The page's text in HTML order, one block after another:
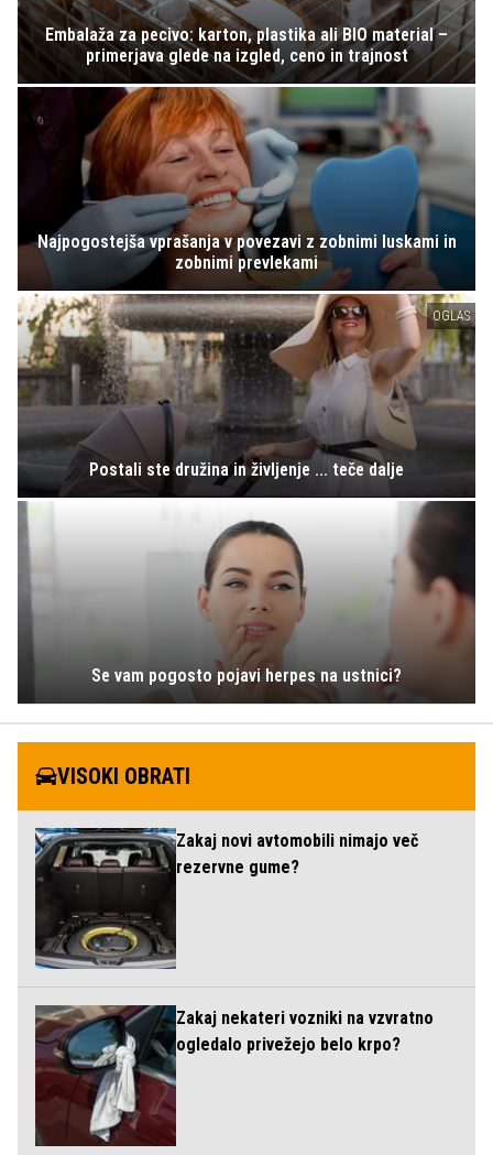
Embalaža za pecivo: karton, plastika ali BIO material –
primerjava glede na izgled, ceno in trajnost
Najpogostejša vprašanja v povezavi z zobnimi luskami in
zobnimi prevlekami
OGLAS
Postali ste družina in življenje ... teče dalje
Se vam pogosto pojavi herpes na ustnici?
VISOKI OBRATI
Zakaj novi avtomobili nimajo več
rezervne gume?
Zakaj nekateri vozniki na vzvratno
ogledalo privežejo belo krpo?